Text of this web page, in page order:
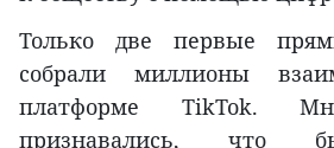
Только две первые
собрали миллионы
платформе TikTok.
признавались, что